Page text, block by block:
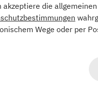
akzeptiere die allgemeinen
Wege oder per